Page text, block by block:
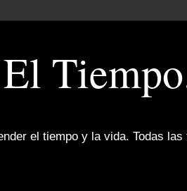
el tiempo y la vida. Todas